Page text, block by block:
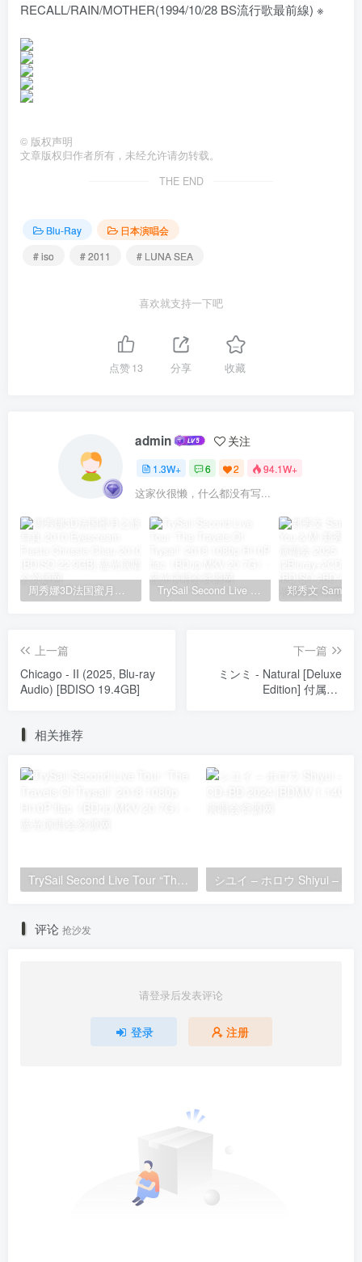
RECALL/RAIN/MOTHER(1994/10/28 BS流行歌最前線) ※
© 版权声明
文章版权归作者所有，未经允许请勿转载。
THE END
Blu-Ray
日本演唱会
# iso
# 2011 # LUNA SEA
喜欢就支持一下吧
点赞13 分享 收藏
admin 关注
1.3W+ 6 2 94.1W+
这家伙很懒，什么都没有写...
周秀娜3D法国蜜月之旅写真 2010 Eyescream Fiesta Chrissie Chau 2010 [BDISO 22.9GB] TrySail Second Live Tour “The Travels Of Trysail” 2018 1080p Hi10P flac《BDrip MKV 20.7G》
上一篇
Chicago - II (2025, Blu-ray
Audio) [BDISO 19.4GB]
下一篇
ミンミ - Natural [Deluxe
Edition] 付属BD
相关推荐
TrySail Second Live Tour “The Travels Of Trysail” 2018 1080p Hi10P flac《BDrip MKV 20.7G》
评论 抢沙发
请登录后发表评论
登录 注册